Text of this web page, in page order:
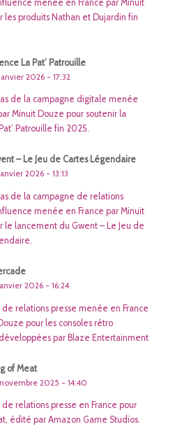
menée en France par Minuit
les produits Nathan et Dujardin fin
La Pat’ Patrouille
2026 - 17:32
de la campagne digitale menée
Minuit Douze pour soutenir la
Patrouille fin 2025.
– Le Jeu de Cartes Légendaire
2026 - 13:13
de la campagne de relations
menée en France par Minuit
le lancement du Gwent – Le Jeu de
2026 - 16:24
relations presse menée en France
pour les consoles rétro
par Blaze Entertainment
of Meat
2025 - 14:40
relations presse en France pour
édité par Amazon Game Studios.